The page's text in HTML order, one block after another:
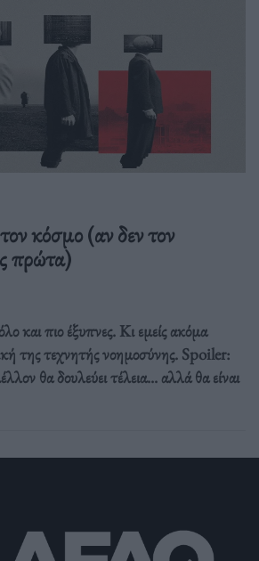
κόσμο (αν δεν τον
πρώτα)
και πιο έξυπνες. Κι εμείς ακόμα
της τεχνητής νοημοσύνης. Spoiler:
θα δουλεύει τέλεια... αλλά θα είναι